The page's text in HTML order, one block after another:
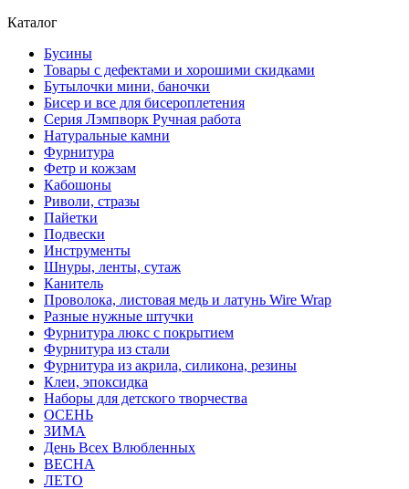
Каталог
Бусины
Товары с дефектами и хорошими скидками
Бутылочки мини, баночки
Бисер и все для бисероплетения
Серия Лэмпворк Ручная работа
Натуральные камни
Фурнитура
Фетр и кожзам
Кабошоны
Риволи, стразы
Пайетки
Подвески
Инструменты
Шнуры, ленты, сутаж
Канитель
Проволока, листовая медь и латунь Wire Wrap
Разные нужные штучки
Фурнитура люкс с покрытием
Фурнитура из стали
Фурнитура из акрила, силикона, резины
Клеи, эпоксидка
Наборы для детского творчества
ОСЕНЬ
ЗИМА
День Всех Влюбленных
ВЕСНА
ЛЕТО